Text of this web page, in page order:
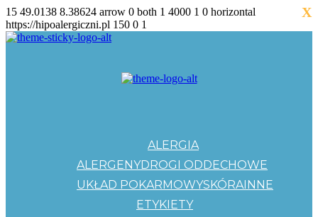
15 49.0138 8.38624 arrow 0 both 1 4000 1 0 horizontal
https://hipoalergiczni.pl 150 0 1
ALERGIA
ALERGENYDROGI ODDECHOWE
UKŁAD POKARMOWYSKÓRAINNE
ETYKIETY
X